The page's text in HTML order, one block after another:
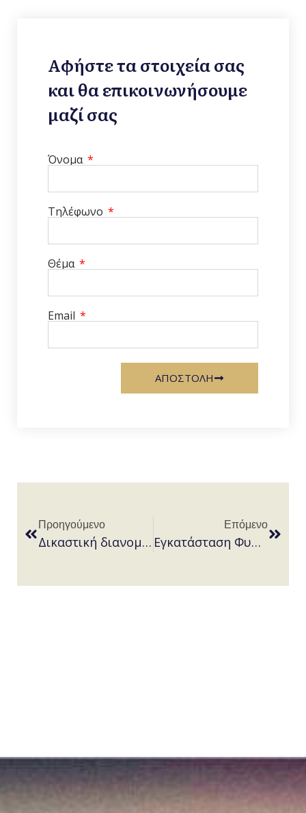
Αφήστε τα στοιχεία σας
και θα επικοινωνήσουμε
μαζί σας
Όνομα
Τηλέφωνο
Θέμα
Email
ΑΠΟΣΤΟΛΗ
Προηγούμενο
Δικαστική διανομή -Δικαίωμα υψούν
Επόμενο
Εγκατάσταση Φυσικού Αερίου σε πολυκατοικίες